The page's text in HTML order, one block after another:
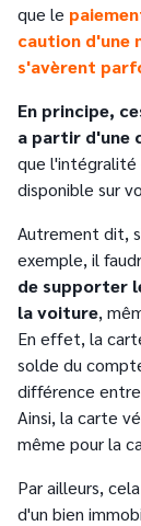
que le
caution d'une
s'avèrent
En principe,
a partir d'une
que l'intégralité
disponible sur
Autrement dit,
exemple, il
de supporter
la voiture,
En effet, la
solde du
différence
Ainsi, la carte
même pour la
Par ailleurs,
d'un bien